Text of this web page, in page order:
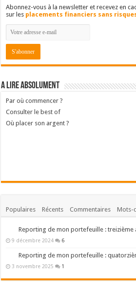
Abonnez-vous à la newsletter et recevez en
sur les placements financiers sans
A lire absolument
Par où commencer ?
Consulter le best of
Où placer son argent ?
Populaires Récents Commentaires Mots-
Reporting de mon portefeuille : treizième
9 décembre 2024 6
Reporting de mon portefeuille :
3 novembre 2025 1